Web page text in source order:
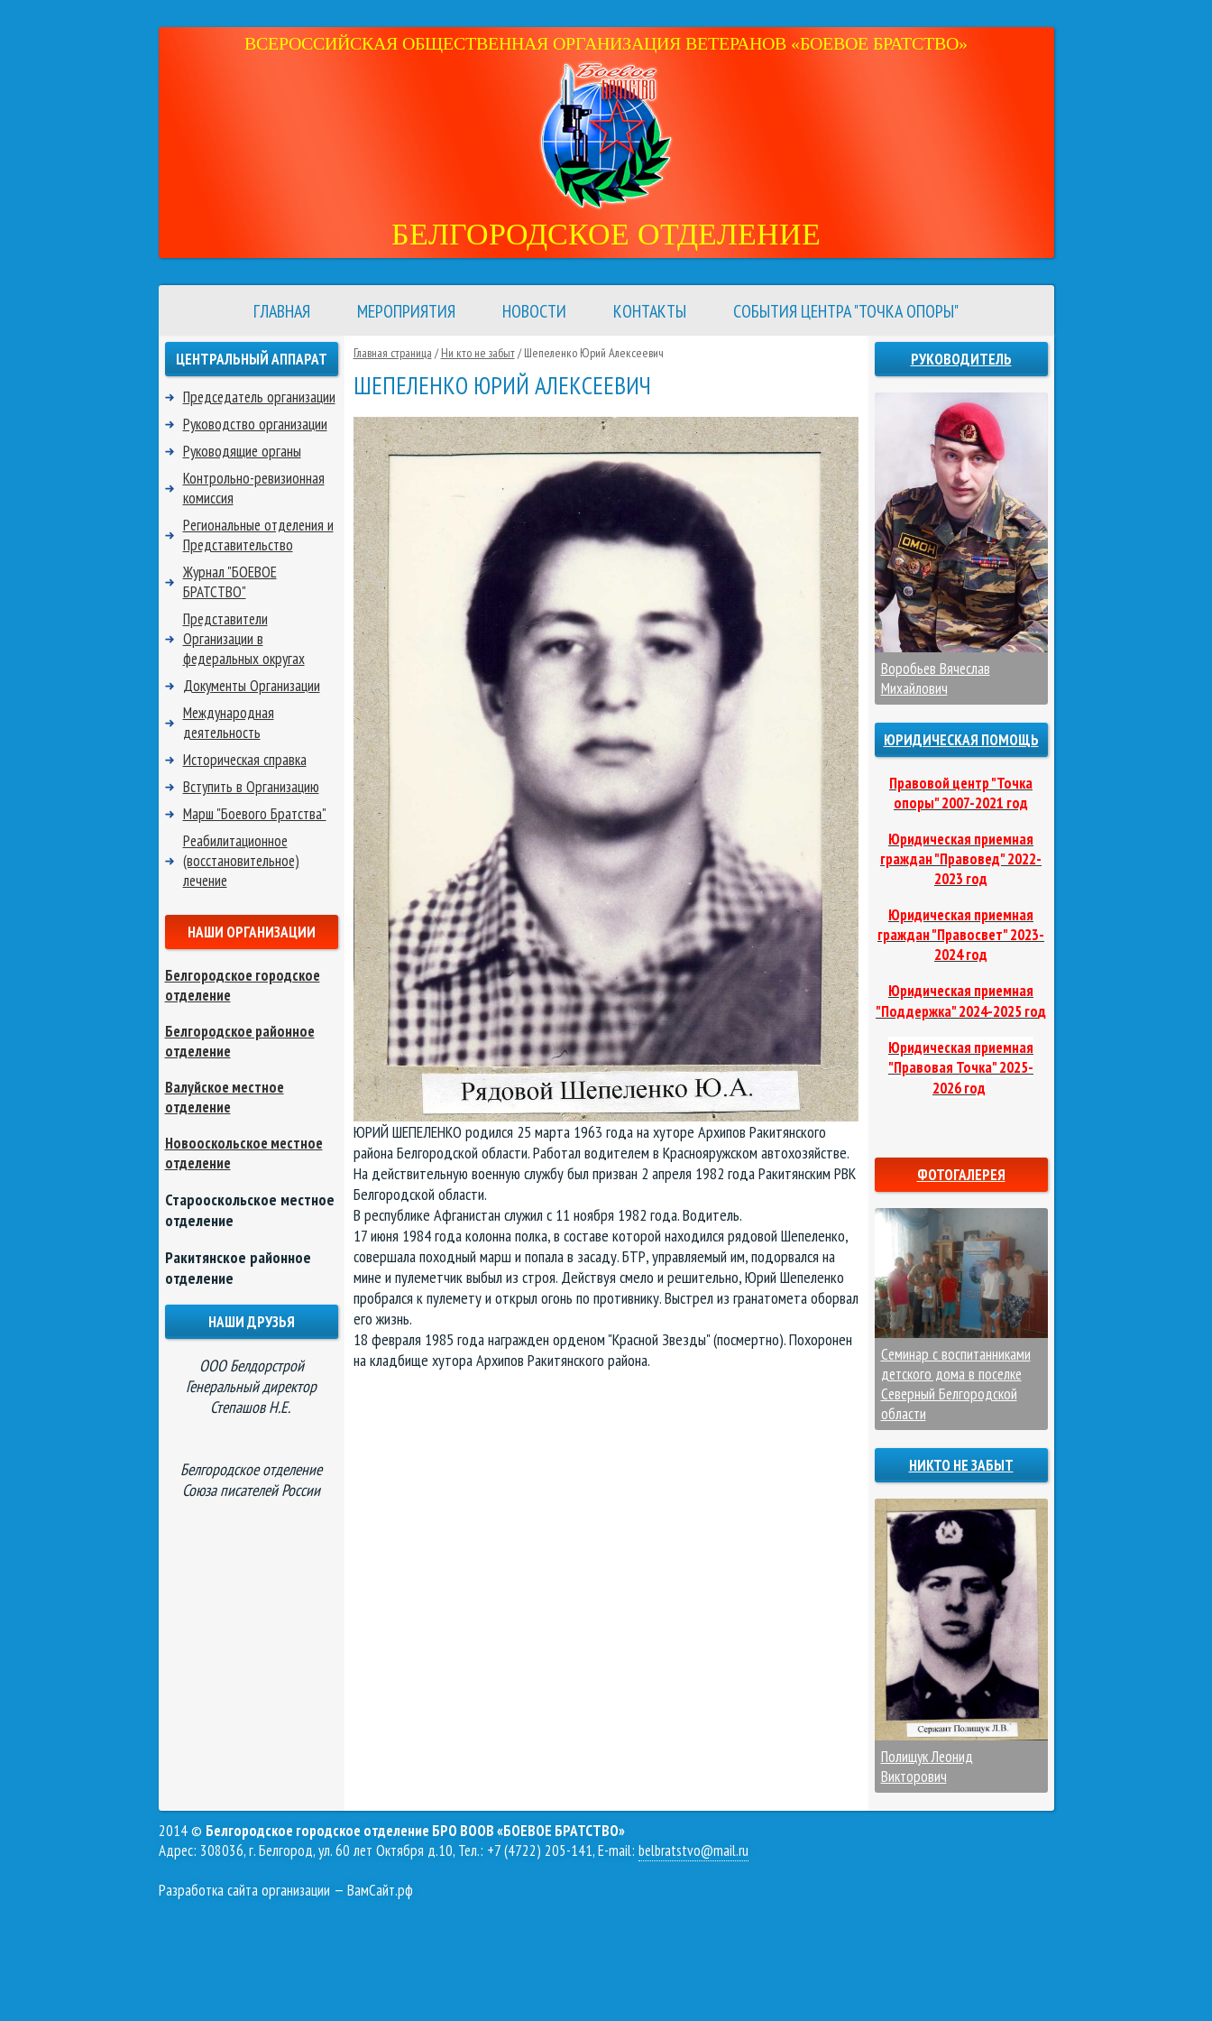
ВСЕРОССИЙСКАЯ ОБЩЕСТВЕННАЯ ОРГАНИЗАЦИЯ ВЕТЕРАНОВ «БОЕВОЕ БРАТСТВО»
БЕЛГОРОДСКОЕ ОТДЕЛЕНИЕ
ГЛАВНАЯ МЕРОПРИЯТИЯ НОВОСТИ КОНТАКТЫ СОБЫТИЯ ЦЕНТРА "ТОЧКА ОПОРЫ"
Главная страница /Ни кто не забыт/Шепеленко Юрий Алексеевич
ШЕПЕЛЕНКО ЮРИЙ АЛЕКСЕЕВИЧ
ЮРИЙ ШЕПЕЛЕНКО родился 25 марта 1963 года на хуторе Архипов Ракитянского
района Белгородской области. Работал водителем в Краснояружском автохозяйстве.
На действительную военную службу был призван 2 апреля 1982 года Ракитянским РВК
Белгородской области.
В республике Афганистан служил с 11 ноября 1982 года. Водитель.
17 июня 1984 года колонна полка, в составе которой находился рядовой Шепеленко,
совершала походный марш и попала в засаду. БТР, управляемый им, подорвался на
мине и пулеметчик выбыл из строя. Действуя смело и решительно, Юрий Шепеленко
пробрался к пулемету и открыл огонь по противнику. Выстрел из гранатомета оборвал
его жизнь.
18 февраля 1985 года награжден орденом "Красной Звезды" (посмертно). Похоронен
на кладбище хутора Архипов Ракитянского района.
ЦЕНТРАЛЬНЫЙ АППАРАТ
Председатель организации
Руководство организации
Руководящие органы
Контрольно-ревизионная
комиссия
Региональные отделения и
Представительство
Журнал "БОЕВОЕ
БРАТСТВО"
Представители
Организации в
федеральных округах
Документы Организации
Международная
деятельность
Историческая справка
Вступить в Организацию
Марш "Боевого Братства"
Реабилитационное
(восстановительное)
лечение
НАШИ ОРГАНИЗАЦИИ
Белгородское городское
отделение
Белгородское районное
отделение
Валуйское местное
отделение
Новооскольское местное
отделение
Старооскольское местное
отделение
Ракитянское районное
отделение
НАШИ ДРУЗЬЯ
ООО Белдорстрой
Генеральный директор
Степашов Н.Е.
Белгородское отделение
Союза писателей России
РУКОВОДИТЕЛЬ
Воробьев Вячеслав
Михайлович
ЮРИДИЧЕСКАЯ ПОМОЩЬ
Правовой центр "Точка
опоры" 2007-2021 год
Юридическая приемная
граждан "Правовед"2022-
2023 год
Юридическая приемная
граждан "Правосвет"2023-
2024 год
Юридическая приемная
"Поддержка"2024-2025 год
Юридическая приемная
"Правовая Точка"2025-
2026 год
ФОТОГАЛЕРЕЯ
Семинар с воспитанниками
детского дома в поселке
Северный Белгородской
области
НИКТО НЕ ЗАБЫТ
Полищук Леонид
Викторович
2014 © Белгородское городское отделение БРО ВООВ «БОЕВОЕ БРАТСТВО»
Адрес: 308036, г. Белгород, ул. 60 лет Октября д.10, Тел.: +7 (4722) 205-141, E-mail: belbratstvo@mail.ru
Разработка сайта организации — ВамСайт.рф